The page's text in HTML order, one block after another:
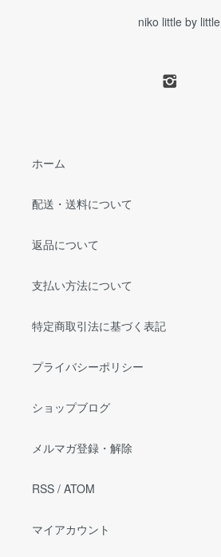
niko little by little
ホーム
配送・送料について
返品について
支払い方法について
特定商取引法に基づく表記
プライバシーポリシー
ショップブログ
メルマガ登録・解除
RSS / ATOM
マイアカウント